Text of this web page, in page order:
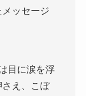
ッセージ
目に涙を浮
え、こぼ